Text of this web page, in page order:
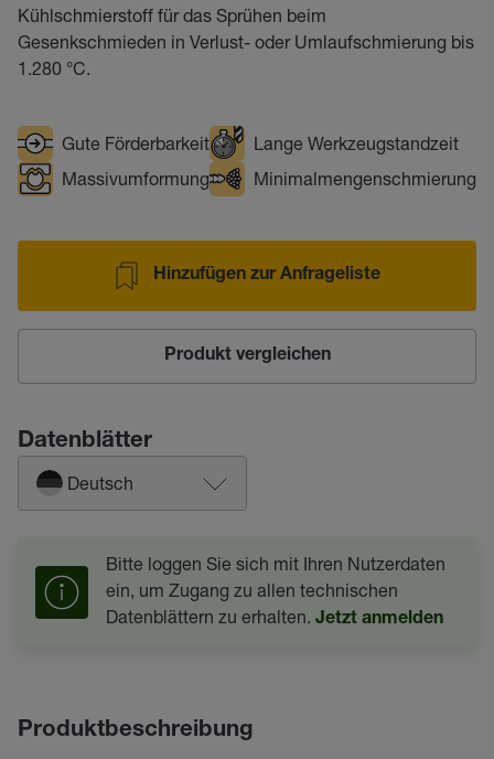
Kühlschmierstoff für das Sprühen beim
Gesenkschmieden in Verlust- oder Umlaufschmierung bis
1.280 °C.
Gute Förderbarkeit
Lange Werkzeugstandzeit
Massivumformung
Minimalmengenschmierung
Hinzufügen zur Anfrageliste
Produkt vergleichen
Datenblätter
Deutsch
Bitte loggen Sie sich mit Ihren Nutzerdaten
ein, um Zugang zu allen technischen
Datenblättern zu erhalten. Jetzt anmelden
Produktbeschreibung